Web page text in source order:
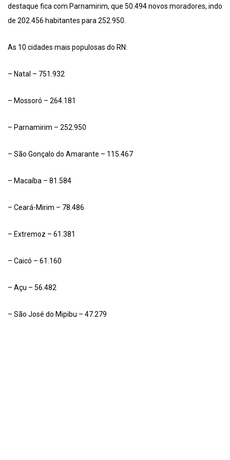
destaque fica com Parnamirim, que 50.494 novos moradores, indo
de 202.456 habitantes para 252.950.
As 10 cidades mais populosas do RN:
– Natal – 751.932
– Mossoró – 264.181
– Parnamirim – 252.950
– São Gonçalo do Amarante – 115.467
– Macaíba – 81.584
– Ceará-Mirim – 78.486
– Extremoz – 61.381
– Caicó – 61.160
– Açu – 56.482
– São José do Mipibu – 47.279